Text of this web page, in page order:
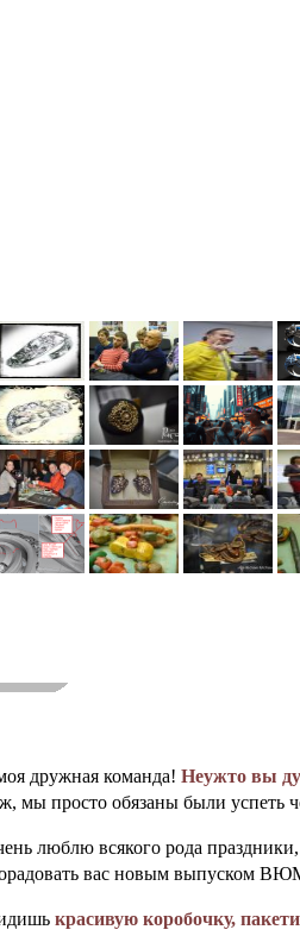
дружная команда! Неужто вы
просто обязаны были успеть
люблю всякого рода
вас новым выпуском
красивую коробочку,